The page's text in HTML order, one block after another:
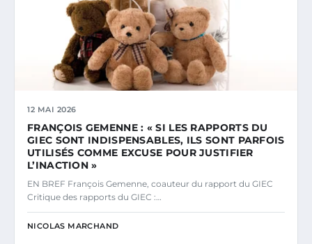
12 MAI 2026
FRANÇOIS GEMENNE : « SI LES RAPPORTS DU
GIEC SONT INDISPENSABLES, ILS SONT PARFOIS
UTILISÉS COMME EXCUSE POUR JUSTIFIER
L’INACTION »
EN BREF François Gemenne, coauteur du rapport du GIEC
Critique des rapports du GIEC :…
NICOLAS MARCHAND